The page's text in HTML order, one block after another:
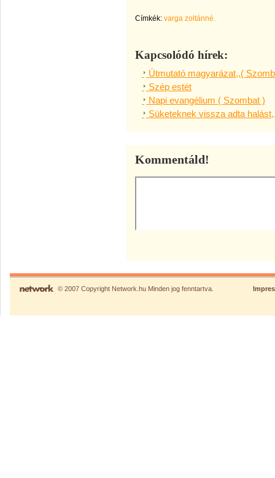
Címkék: varga zoltánné.
Kapcsolódó hírek:
Útmutató magyarázat,,(
Szép estét
Napi evangélium ( Szombat )
Süketeknek vissza adta
Kommentáld!
© 2007 Copyright Network.hu Minden jog fenntartva.